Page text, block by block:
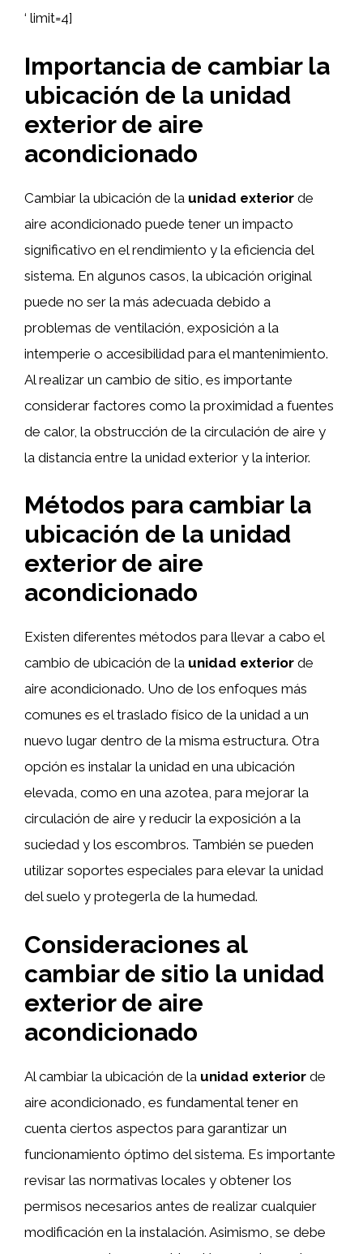
‘ limit=4]
Importancia de cambiar la
ubicación de la unidad
exterior de aire
acondicionado
Cambiar la ubicación de la unidad exterior de
aire acondicionado puede tener un impacto
significativo en el rendimiento y la eficiencia del
sistema. En algunos casos, la ubicación original
puede no ser la más adecuada debido a
problemas de ventilación, exposición a la
intemperie o accesibilidad para el mantenimiento.
Al realizar un cambio de sitio, es importante
considerar factores como la proximidad a fuentes
de calor, la obstrucción de la circulación de aire y
la distancia entre la unidad exterior y la interior.
Métodos para cambiar la
ubicación de la unidad
exterior de aire
acondicionado
Existen diferentes métodos para llevar a cabo el
cambio de ubicación de la unidad exterior de
aire acondicionado. Uno de los enfoques más
comunes es el traslado físico de la unidad a un
nuevo lugar dentro de la misma estructura. Otra
opción es instalar la unidad en una ubicación
elevada, como en una azotea, para mejorar la
circulación de aire y reducir la exposición a la
suciedad y los escombros. También se pueden
utilizar soportes especiales para elevar la unidad
del suelo y protegerla de la humedad.
Consideraciones al
cambiar de sitio la unidad
exterior de aire
acondicionado
Al cambiar la ubicación de la unidad exterior de
aire acondicionado, es fundamental tener en
cuenta ciertos aspectos para garantizar un
funcionamiento óptimo del sistema. Es importante
revisar las normativas locales y obtener los
permisos necesarios antes de realizar cualquier
modificación en la instalación. Asimismo, se debe